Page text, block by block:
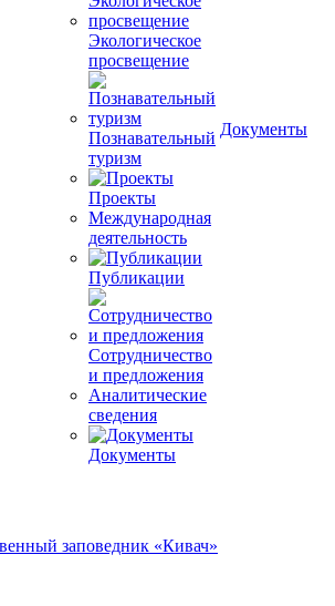
Экологическое
просвещение
Познавательный
туризм
Проекты
Международная
деятельность
Публикации
Сотрудничество
и предложения
Аналитические
сведения
Документы
Документы